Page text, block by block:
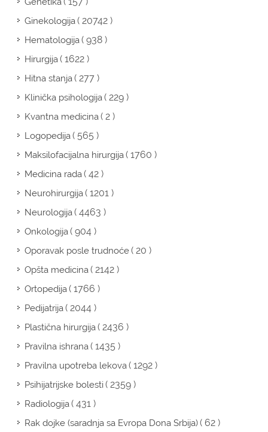
Ginekologija( 20742 )
Hematologija( 938 )
Hirurgija( 1622 )
Hitna stanja( 277 )
Klinička psihologija( 229 )
Kvantna medicina( 2 )
Logopedija( 565 )
Maksilofacijalna hirurgija( 1760 )
Medicina rada( 42 )
Neurohirurgija( 1201 )
Neurologija( 4463 )
Onkologija( 904 )
Oporavak posle trudnoće( 20 )
Opšta medicina( 2142 )
Ortopedija( 1766 )
Pedijatrija( 2044 )
Plastična hirurgija( 2436 )
Pravilna ishrana( 1435 )
Pravilna upotreba lekova( 1292 )
Psihijatrijske bolesti( 2359 )
Radiologija( 431 )
Rak dojke (saradnja sa Evropa Dona Srbija)( 62 )